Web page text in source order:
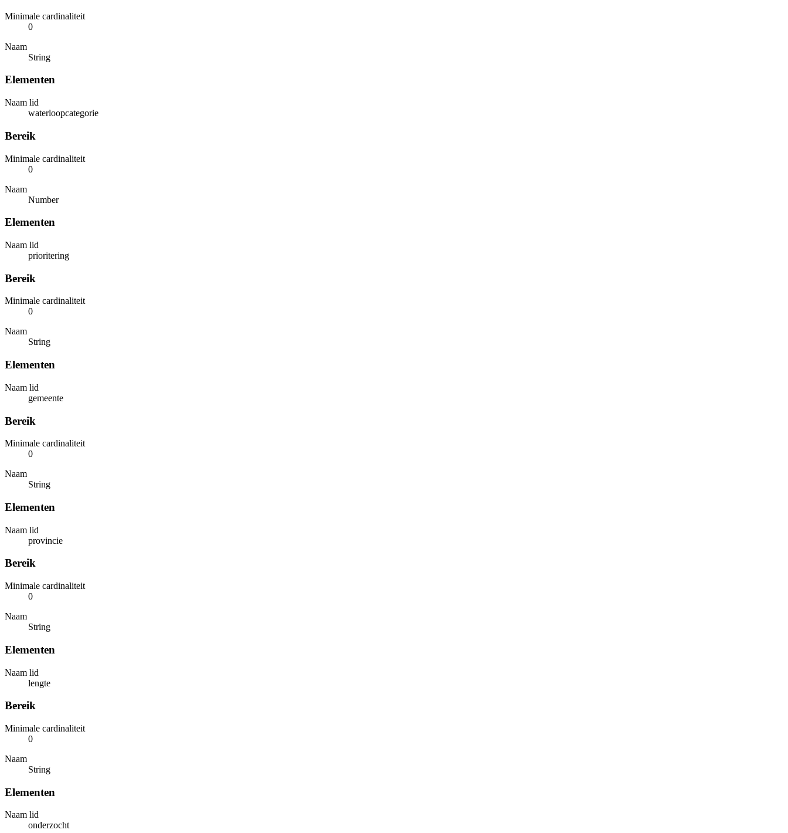
Minimale cardinaliteit
0
Naam
String
Elementen
Naam lid
waterloopcategorie
Bereik
Minimale cardinaliteit
0
Naam
Number
Elementen
Naam lid
prioritering
Bereik
Minimale cardinaliteit
0
Naam
String
Elementen
Naam lid
gemeente
Bereik
Minimale cardinaliteit
0
Naam
String
Elementen
Naam lid
provincie
Bereik
Minimale cardinaliteit
0
Naam
String
Elementen
Naam lid
lengte
Bereik
Minimale cardinaliteit
0
Naam
String
Elementen
Naam lid
onderzocht